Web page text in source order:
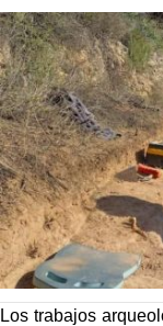
Los trabajos